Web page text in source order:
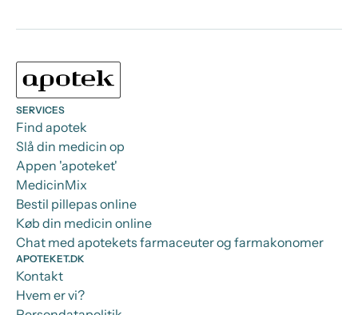
SERVICES
Find apotek
Slå din medicin op
Appen 'apoteket'
MedicinMix
Bestil pillepas online
Køb din medicin online
Chat med apotekets farmaceuter og farmakonomer
APOTEKET.DK
Kontakt
Hvem er vi?